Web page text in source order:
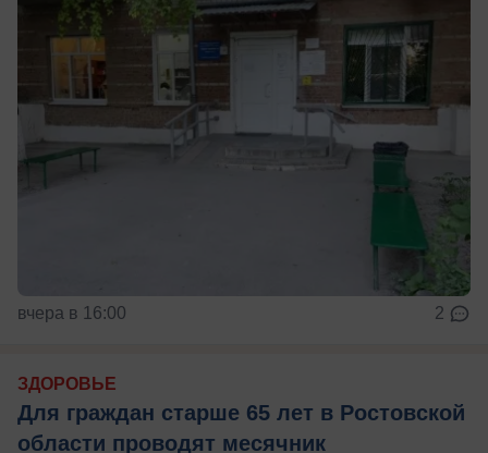
вчера в 16:00 2
ЗДОРОВЬЕ
Для граждан старше 65 лет в Ростовской
области проводят месячник